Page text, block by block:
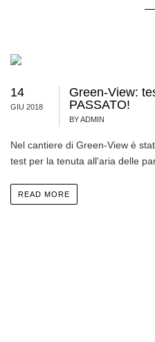
14
GIU 2018
Green-View:
PASSATO!
BY ADMIN
Nel cantiere di Green-View è
test per la tenuta all'aria delle
READ MORE